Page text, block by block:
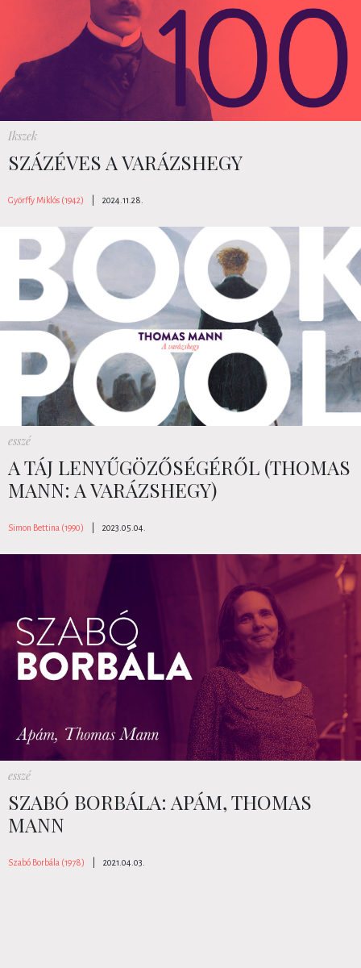
Ikszek
SZÁZÉVES A VARÁZSHEGY
Györffy Miklós (1942) 2024.11.28.
esszé
A TÁJ LENYŰGÖZŐSÉGÉRŐL (THOMAS
MANN: A VARÁZSHEGY)
Simon Bettina (1990) 2023.05.04.
esszé
SZABÓ BORBÁLA: APÁM, THOMAS
MANN
Szabó Borbála (1978) 2021.04.03.